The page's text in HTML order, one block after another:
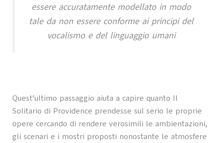
essere accuratamente modellato in modo
tale da non essere conforme ai principi del
vocalismo e del linguaggio umani
Quest’ultimo passaggio aiuta a capire quanto Il
Solitario di Providence prendesse sul serio le proprie
opere cercando di rendere verosimili le ambientazioni,
gli scenari e i mostri proposti nonostante le atmosfere